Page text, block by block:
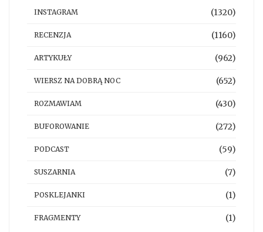
INSTAGRAM (1320)
RECENZJA (1160)
ARTYKUŁY (962)
WIERSZ NA DOBRĄ NOC (652)
ROZMAWIAM (430)
BUFOROWANIE (272)
PODCAST (59)
SUSZARNIA (7)
POSKLEJANKI (1)
FRAGMENTY (1)